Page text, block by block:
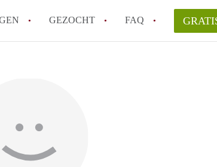
GEZOCHT FAQ
Wat is de privacyverklaring van AppartementDenBosch?
Berekent AppartementDenBosch
makelaarsvergoeding/bemiddelingsvergoeding?